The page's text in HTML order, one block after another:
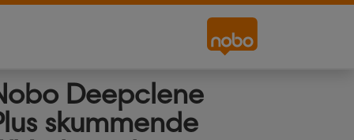
Deepclene
skummende